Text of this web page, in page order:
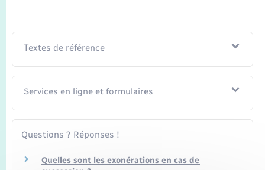
Textes de référence
Services en ligne et formulaires
Questions ? Réponses !
Quelles sont les exonérations en cas de